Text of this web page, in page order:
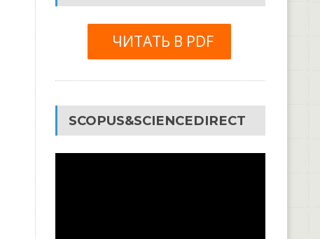
ЧИТАТЬ В PDF
SCOPUS&SCIENCEDIRECT